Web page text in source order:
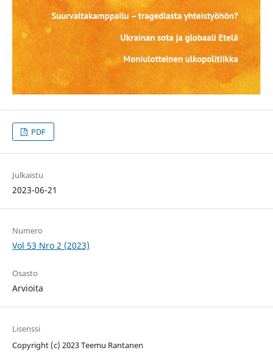
PDF
Julkaistu
2023-06-21
Numero
Vol 53 Nro 2 (2023)
Osasto
Arvioita
Lisenssi
Copyright (c) 2023 Teemu Rantanen